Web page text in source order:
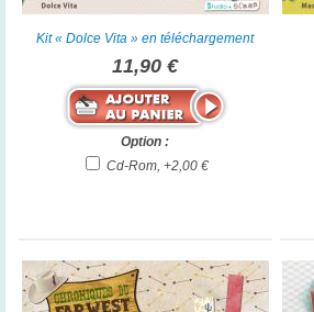
Kit « Dolce Vita » en téléchargement
11,90 €
Option :
Cd-Rom, +2,00 €